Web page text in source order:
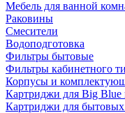
Мебель для ванной
Раковины
Смесители
Водоподготовка
Фильтры бытовые
Фильтры кабинетного
Корпусы и
Картриджи для Big Blue
Картриджи для бытовых